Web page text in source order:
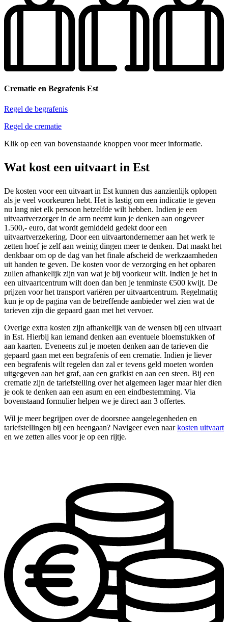
Crematie en Begrafenis Est
Regel de begrafenis
Regel de crematie
Klik op een van bovenstaande knoppen voor meer informatie.
Wat kost een uitvaart in Est
De kosten voor een uitvaart in Est kunnen dus aanzienlijk oplopen
als je veel voorkeuren hebt. Het is lastig om een indicatie te geven
nu lang niet elk persoon hetzelfde wilt hebben. Indien je een
uitvaartverzorger in de arm neemt kun je denken aan ongeveer
1.500,- euro, dat wordt gemiddeld gedekt door een
uitvaartverzekering. Door een uitvaartondernemer aan het werk te
zetten hoef je zelf aan weinig dingen meer te denken. Dat maakt het
denkbaar om op de dag van het finale afscheid de werkzaamheden
uit handen te geven. De kosten voor de verzorging en het opbaren
zullen afhankelijk zijn van wat je bij voorkeur wilt. Indien je het in
een uitvaartcentrum wilt doen dan ben je tenminste €500 kwijt. De
prijzen voor het transport variëren per uitvaartcentrum. Regelmatig
kun je op de pagina van de betreffende aanbieder wel zien wat de
tarieven zijn die gepaard gaan met het vervoer.
Overige extra kosten zijn afhankelijk van de wensen bij een uitvaart
in Est. Hierbij kan iemand denken aan eventuele bloemstukken of
aan kaarten. Eveneens zul je moeten denken aan de tarieven die
gepaard gaan met een begrafenis of een crematie. Indien je liever
een begrafenis wilt regelen dan zal er tevens geld moeten worden
uitgegeven aan het graf, aan een grafkist en aan een steen. Bij een
crematie zijn de tariefstelling over het algemeen lager maar hier dien
je ook te denken aan een asurn en een eindbestemming. Via
bovenstaand formulier helpen we je direct aan 3 offertes.
Wil je meer begrijpen over de doorsnee aangelegenheden en
tariefstellingen bij een heengaan? Navigeer even naarkosten uitvaart
en we zetten alles voor je op een rijtje.